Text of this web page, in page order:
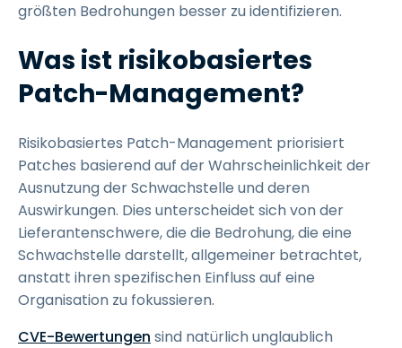
größten Bedrohungen besser zu identifizieren.
Was ist risikobasiertes
Patch-Management?
Risikobasiertes Patch-Management priorisiert
Patches basierend auf der Wahrscheinlichkeit der
Ausnutzung der Schwachstelle und deren
Auswirkungen. Dies unterscheidet sich von der
Lieferantenschwere, die die Bedrohung, die eine
Schwachstelle darstellt, allgemeiner betrachtet,
anstatt ihren spezifischen Einfluss auf eine
Organisation zu fokussieren.
CVE-Bewertungen sind natürlich unglaublich